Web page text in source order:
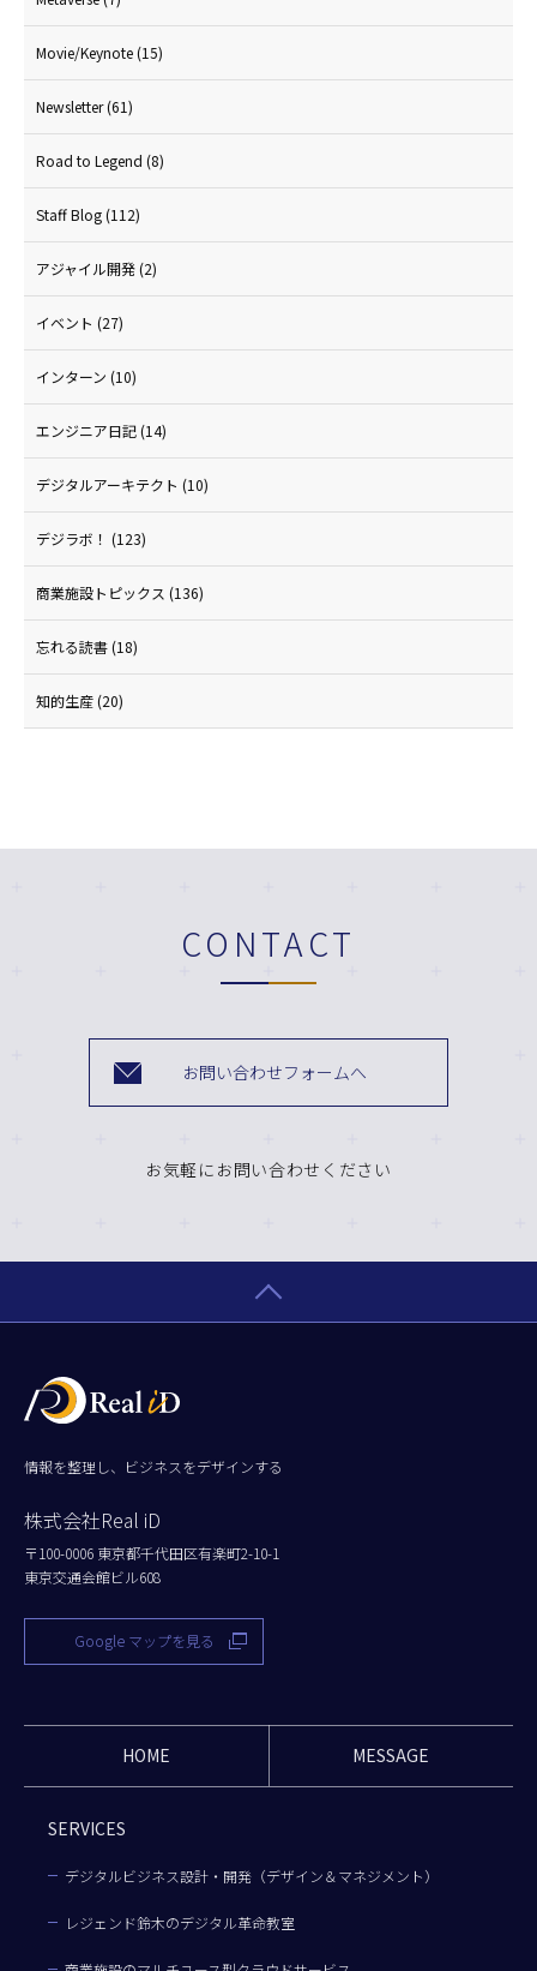
Movie/Keynote(15)
Newsletter(61)
Road to Legend (8)
Staff Blog(112)
アジャイル開発(2)
イベント (27)
インターン (10)
エンジニア日記(14)
デジタルアーキテクト (10)
デジラボ！ (123)
商業施設トピックス (136)
忘れる読書(18)
知的生産(20)
CONTACT
お問い合わせフォームへ
お気軽にお問い合わせください
情報を整理し、ビジネスをデザインする
株式会社Real iD
〒100-0006 東京都千代田区有楽町2-10-1
東京交通会館ビル608
Google マップを見る
HOME MESSAGE
SERVICES
デジタルビジネス設計・開発（デザイン＆マネジメント）
レジェンド鈴木のデジタル革命教室